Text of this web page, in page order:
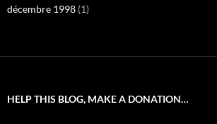
décembre 1998 (1)
HELP THIS BLOG, MAKE A DONATION…